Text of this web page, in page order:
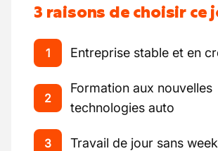
3 raisons de choisir ce
1 Entreprise stable et en
2
Formation aux nouvelles
technologies auto
3 Travail de jour sans